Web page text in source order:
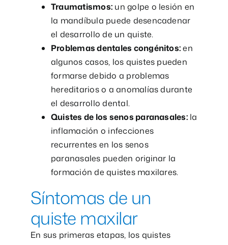
Traumatismos: un golpe o lesión en
la mandíbula puede desencadenar
el desarrollo de un quiste.
Problemas dentales congénitos:en
algunos casos, los quistes pueden
formarse debido a problemas
hereditarios o a anomalías durante
el desarrollo dental.
Quistes de los senos paranasales:la
inflamación o infecciones
recurrentes en los senos
paranasales pueden originar la
formación de quistes maxilares.
Síntomas de un
quiste maxilar
En sus primeras etapas, los quistes